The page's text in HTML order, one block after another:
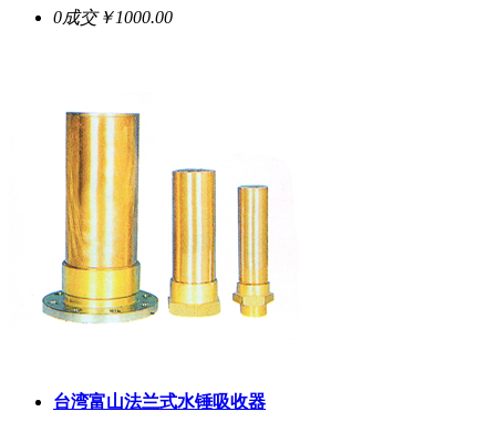
0成交￥1000.00
台湾富山法兰式水锤吸收器